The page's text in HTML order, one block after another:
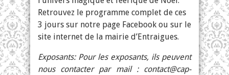
Retrouvez le programme complet de ces
3 jours sur notre page Facebook ou sur le
site internet de la mairie d’Entraigues.
Exposants: Pour les exposants, ils peuvent
nous contacter par mail : contact@cap-